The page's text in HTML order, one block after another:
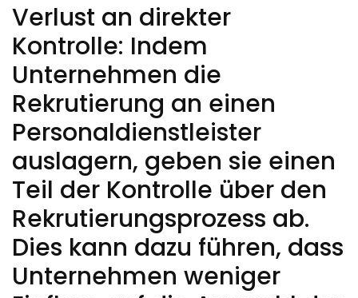
Verlust an direkter
Kontrolle: Indem
Unternehmen die
Rekrutierung an einen
Personaldienstleister
auslagern, geben sie einen
Teil der Kontrolle über den
Rekrutierungsprozess ab.
Dies kann dazu führen, dass
Unternehmen weniger